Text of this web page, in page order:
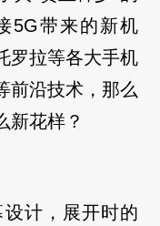
5G带来的新机
罗拉等各大手机
前沿技术，那么
新花样？
计，展开时的